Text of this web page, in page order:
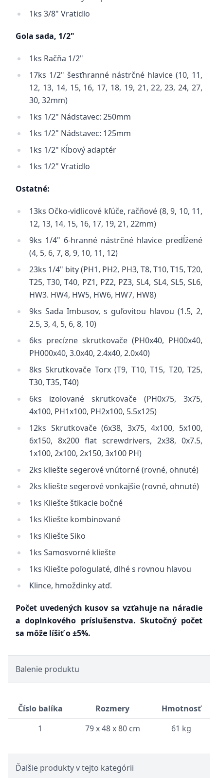
1ks 3/8" Vratidlo
Gola sada, 1/2"
1ks Račňa 1/2"
17ks 1/2" šesťhranné nástrčné hlavice (10, 11,
12, 13, 14, 15, 16, 17, 18, 19, 21, 22, 23, 24, 27,
30, 32mm)
1ks 1/2" Nádstavec: 250mm
1ks 1/2" Nádstavec: 125mm
1ks 1/2" Kĺbový adaptér
1ks 1/2" Vratidlo
Ostatné:
13ks Očko-vidlicové kľúče, račňové (8, 9, 10, 11,
12, 13, 14, 15, 16, 17, 19, 21, 22mm)
9ks 1/4" 6-hranné nástrčné hlavice predĺžené
(4, 5, 6, 7, 8, 9, 10, 11, 12)
23ks 1/4" bity (PH1, PH2, PH3, T8, T10, T15, T20,
T25, T30, T40, PZ1, PZ2, PZ3, SL4, SL4, SL5, SL6,
HW3. HW4, HW5, HW6, HW7, HW8)
9ks Sada Imbusov, s guľovitou hlavou (1.5, 2,
2.5, 3, 4, 5, 6, 8, 10)
6ks precízne skrutkovače (PH0x40, PH00x40,
PH000x40, 3.0x40, 2.4x40, 2.0x40)
8ks Skrutkovače Torx (T9, T10, T15, T20, T25,
T30, T35, T40)
6ks izolované skrutkovače (PH0x75, 3x75,
4x100, PH1x100, PH2x100, 5.5x125)
12ks Skrutkovače (6x38, 3x75, 4x100, 5x100,
6x150, 8x200 flat screwdrivers, 2x38, 0x7.5,
1x100, 2x100, 2x150, 3x100 PH)
2ks kliešte segerové vnútorné (rovné, ohnuté)
2ks kliešte segerové vonkajšie (rovné, ohnuté)
1ks Kliešte štikacie bočné
1ks Kliešte kombinované
1ks Kliešte Siko
1ks Samosvorné kliešte
1ks Kliešte poľogulaté, dlhé s rovnou hlavou
Klince, hmoždinky atď.
Počet uvedených kusov sa vzťahuje na náradie
a doplnkového príslušenstva. Skutočný počet
sa môže líšiť o ±5%.
Balenie produktu
Číslo balíka Rozmery
Hmotnosť
1
79 x 48 x 80 cm 61 kg
Ďalšie produkty v tejto kategórii